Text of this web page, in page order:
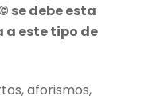
se debe esta
a este tipo de
aforismos,